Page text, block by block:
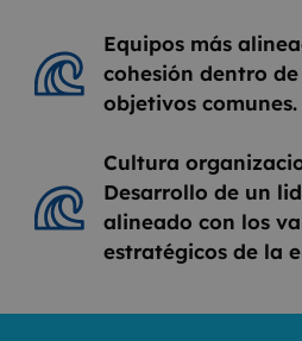
Equipos más
cohesión dentro
objetivos comunes.
Cultura
Desarrollo de un
alineado con los
estratégicos de la